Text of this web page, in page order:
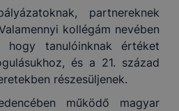
partnereknek
kollégám nevében
hogy tanulóinknak értéket
és a 21. század
részesüljenek.
működő magyar